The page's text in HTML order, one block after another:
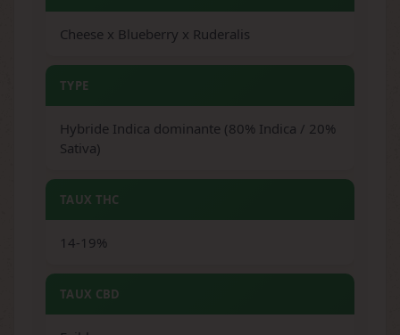
Cheese x Blueberry x Ruderalis
TYPE
Hybride Indica dominante (80% Indica / 20%
Sativa)
TAUX THC
14-19%
TAUX CBD